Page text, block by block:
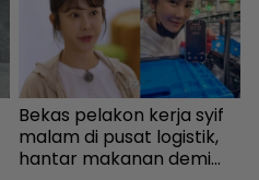
Bekas pelakon kerja syif
malam di pusat logistik,
hantar makanan demi